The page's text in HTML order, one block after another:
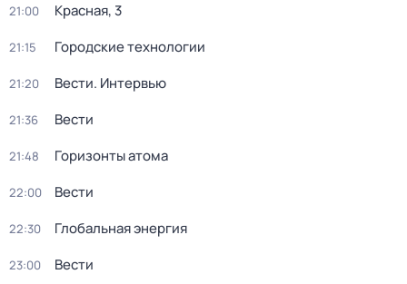
21:00 Красная, 3
21:15 Городские технологии
21:20 Вести. Интервью
21:36 Вести
21:48 Горизонты атома
22:00 Вести
22:30 Глобальная энергия
23:00 Вести